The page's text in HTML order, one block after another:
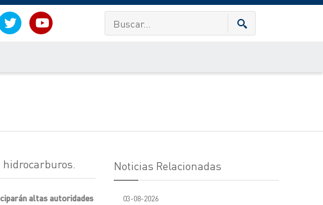
hidrocarburos.
altas autoridades
Noticias Relacionadas
03-08-2026